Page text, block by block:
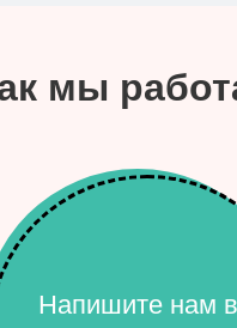
мы
Напишите нам в